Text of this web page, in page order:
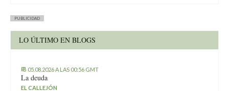
PUBLICIDAD
LO ÚLTIMO EN BLOGS
05.08.2026 A LAS 00:56 GMT
La deuda
EL CALLEJÓN